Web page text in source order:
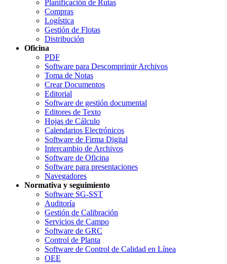
Planificación de Rutas
Compras
Logística
Gestión de Flotas
Distribución
Oficina
PDF
Software para Descomprimir Archivos
Toma de Notas
Crear Documentos
Editorial
Software de gestión documental
Editores de Texto
Hojas de Cálculo
Calendarios Electrónicos
Software de Firma Digital
Intercambio de Archivos
Software de Oficina
Software para presentaciones
Navegadores
Normativa y seguimiento
Software SG-SST
Auditoría
Gestión de Calibración
Servicios de Campo
Software de GRC
Control de Planta
Software de Control de Calidad en Línea
OEE